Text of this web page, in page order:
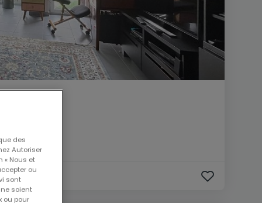
des
Autoriser
Nous et
ou
sont
soient
ou pour